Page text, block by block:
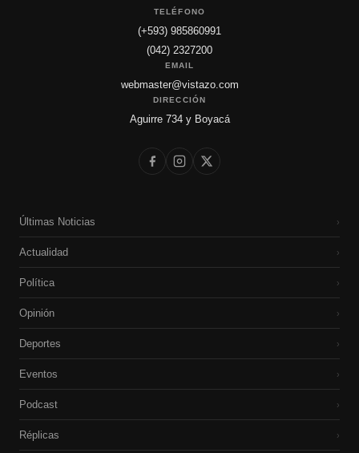
TELÉFONO
(+593) 985860991
(042) 2327200
EMAIL
webmaster@vistazo.com
DIRECCIÓN
Aguirre 734 y Boyacá
Últimas Noticias ›
Actualidad ›
Política ›
Opinión ›
Deportes ›
Eventos ›
Podcast ›
Réplicas ›